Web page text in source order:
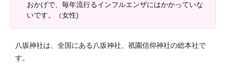
おかげで、毎年流行るインフルエンザにはかかっていな
いです。（女性)
八坂神社は、全国にある八坂神社、祇園信仰神社の総本社で
す。